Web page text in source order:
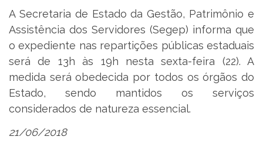
A Secretaria de Estado da Gestão, Patrimônio e
Assistência dos Servidores (Segep) informa que
o expediente nas repartições públicas estaduais
será de 13h às 19h nesta sexta-feira (22). A
medida será obedecida por todos os órgãos do
Estado, sendo mantidos os serviços
considerados de natureza essencial.
21/06/2018